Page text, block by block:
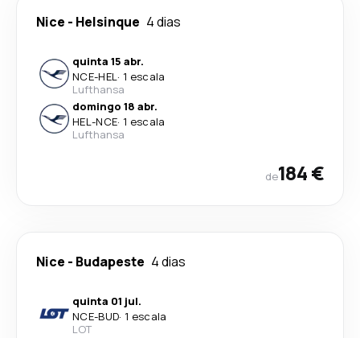
Nice - Helsinque 4 dias
quinta 15 abr.
NCE-HEL· 1 escala
Lufthansa
domingo 18 abr.
HEL-NCE· 1 escala
Lufthansa
de184 €
Nice - Budapeste 4 dias
quinta 01 jul.
NCE-BUD· 1 escala
LOT